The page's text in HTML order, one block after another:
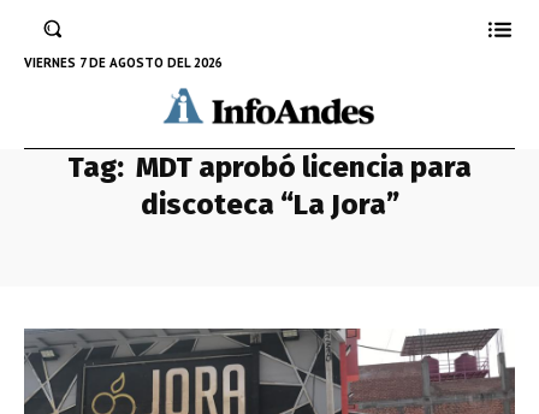
VIERNES 7 DE AGOSTO DEL 2026
Tag: MDT aprobó licencia para
discoteca “La Jora”